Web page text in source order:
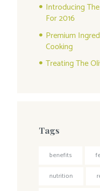
Introducing
For 2016
Premium
Cooking
Treating The
Tags
benefits
nutrition